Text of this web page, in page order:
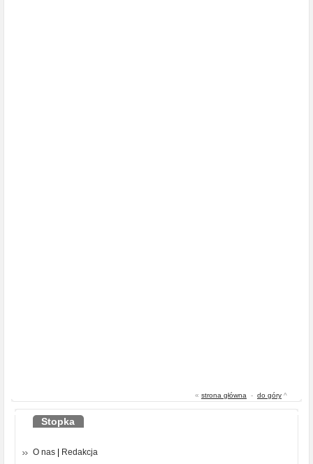
« strona główna - do góry ^
Stopka
O nas Redakcja